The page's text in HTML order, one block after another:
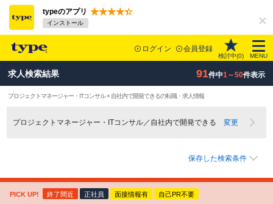
typeのアプリ
インストール
ログイン 会員登録
検討中(0) MENU
求人検索結果 91件中1～50件表示
プロジェクトマネージャー・ITコンサル × 自社内で開発できるの転職・求人情報
プロジェクトマネージャー・ITコンサル／自社内で開発できる 変更
保存した検索条件
PICK UP! 終了間近 正社員 面接情報有 自己PR不要